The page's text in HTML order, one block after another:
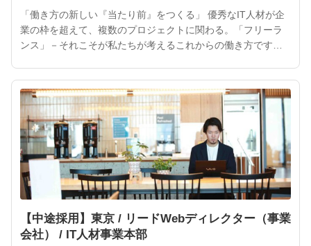
「働き方の新しい『当たり前』をつくる」 優秀なIT人材が企
業の枠を超えて、複数のプロジェクトに関わる。「フリーラ
ンス」－それこそが私たちが考えるこれからの働き方です。
や社会にとって、大きな力となるはずです。インターネット
が私たちの「当たり前」になったように、ITフリーランスを
働き方
【中途採用】東京 / リードWebディレクター（事業
会社） / IT人材事業本部